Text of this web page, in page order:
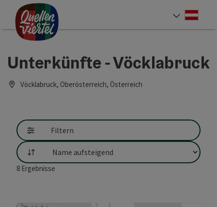
Zum Inhalt
Zur Navigation
Zum Seitenanfang
Unterkünfte - Vöcklabruck
Vöcklabruck, Oberösterreich, Österreich
Filtern
Sortierung
8 Ergebnisse